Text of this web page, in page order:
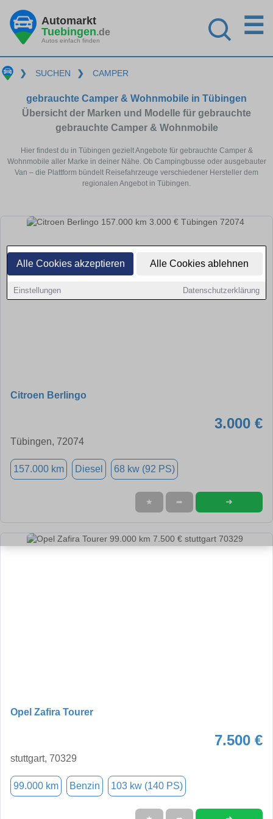
Alle Cookies akzeptieren Alle Cookies ablehnen
Einstellungen Datenschutzerklärung
Automarkt
Tuebingen.de
Autos einfach finden
☰
❯ SUCHEN ❯ CAMPER
gebrauchte Camper & Wohnmobile in Tübingen
Übersicht der Marken und Modelle für gebrauchte
gebrauchte Camper & Wohnmobile
Hier findest du in Tübingen gezielt Angebote für gebrauchte Camper &
Wohnmobile aller Marke in deiner Nähe. Ob Campingbusse oder ausgebauter
Van – die Plattform bündelt Reisefahrzeuge verschiedener Hersteller dem
regionalen Angebot in Tübingen.
Citroen Berlingo
3.000 €
Tübingen, 72074
157.000 km Diesel 68 kw (92 PS)
★ ➦ ➜
Opel Zafira Tourer
7.500 €
stuttgart, 70329
99.000 km Benzin 103 kw (140 PS)